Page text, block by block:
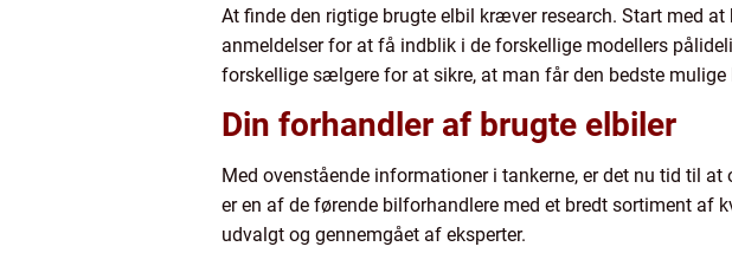
At finde den rigtige brugte elbil kræver research. Start med
anmeldelser for at få indblik i de forskellige modellers
forskellige sælgere for at sikre, at man får den bedste mulige
Din forhandler af brugte elbiler
Med ovenstående informationer i tankerne, er det nu tid til
er en af de førende bilforhandlere med et bredt sortiment af
udvalgt og gennemgået af eksperter.